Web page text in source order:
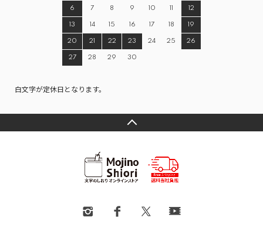
6 7 8 9 10 11 12
13 14 15 16 17 18 19
20 21 22 23 24 25 26
27 28 29 30
白文字が定休日となります。